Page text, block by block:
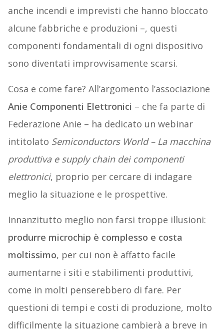
anche incendi e imprevisti che hanno bloccato
alcune fabbriche e produzioni –, questi
componenti fondamentali di ogni dispositivo
sono diventati improvvisamente scarsi.
Cosa e come fare? All’argomento l’associazione
Anie Componenti Elettronici – che fa parte di
Federazione Anie – ha dedicato un webinar
intitolato Semiconductors World – La macchina
produttiva e supply chain dei componenti
elettronici, proprio per cercare di indagare
meglio la situazione e le prospettive.
Innanzitutto meglio non farsi troppe illusioni:
produrre microchip è complesso e costa
moltissimo, per cui non è affatto facile
aumentarne i siti e stabilimenti produttivi,
come in molti penserebbero di fare. Per
questioni di tempi e costi di produzione, molto
difficilmente la situazione cambierà a breve in